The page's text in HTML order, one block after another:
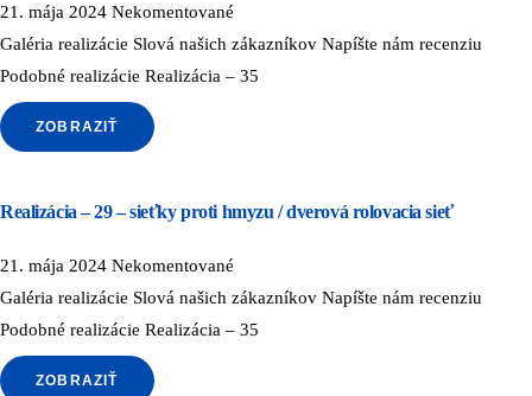
21. mája 2024 Nekomentované
Galéria realizácie Slová našich zákazníkov Napíšte nám recenziu
Podobné realizácie Realizácia – 35
ZOBRAZIŤ
Realizácia – 29 – sieťky proti hmyzu / dverová rolovacia sieť
21. mája 2024 Nekomentované
Galéria realizácie Slová našich zákazníkov Napíšte nám recenziu
Podobné realizácie Realizácia – 35
ZOBRAZIŤ